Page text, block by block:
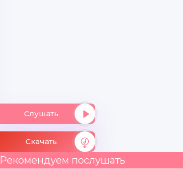
Слушать
Скачать
Рекомендуем послушать